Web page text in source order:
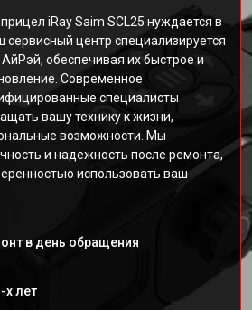
iRay Saim SCL25 нуждается в
центр специализируется
обеспечивая их быстрое и
Современное
специалисты
вашу технику к жизни,
возможности. Мы
и надежность после ремонта,
использовать ваш
в день обращения
х лет